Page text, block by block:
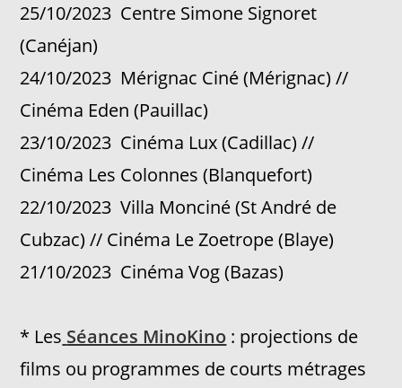
25/10/2023 Centre Simone Signoret
(Canéjan)
24/10/2023 Mérignac Ciné (Mérignac) //
Cinéma Eden (Pauillac)
23/10/2023 Cinéma Lux (Cadillac) //
Cinéma Les Colonnes (Blanquefort)
22/10/2023 Villa Monciné (St André de
Cubzac) // Cinéma Le Zoetrope (Blaye)
21/10/2023 Cinéma Vog (Bazas)
* Les Séances MinoKino : projections de
films ou programmes de courts métrages